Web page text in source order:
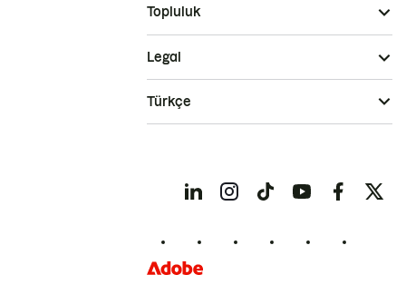
Topluluk
Legal
Türkçe